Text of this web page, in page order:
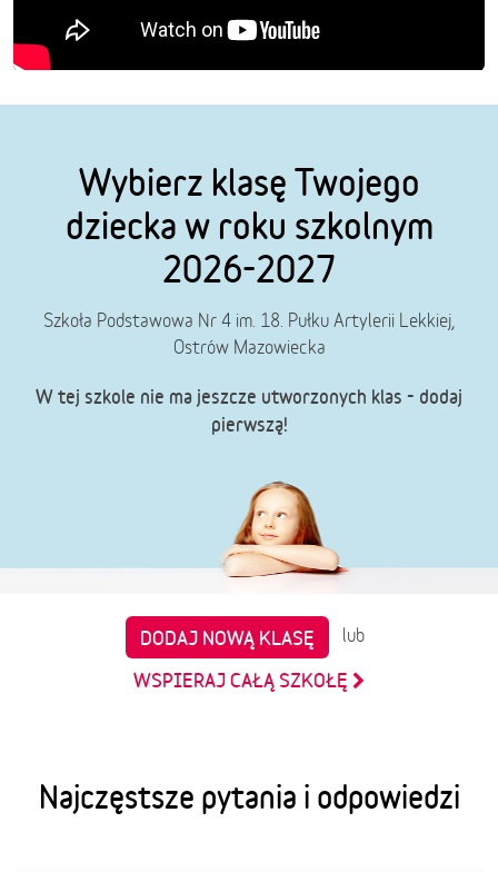
Wybierz klasę Twojego
dziecka w roku szkolnym
2026-2027
Szkoła Podstawowa Nr 4 im. 18. Pułku Artylerii Lekkiej,
Ostrów Mazowiecka
W tej szkole nie ma jeszcze utworzonych klas - dodaj
pierwszą!
DODAJ NOWĄ KLASĘ
lub
WSPIERAJ CAŁĄ SZKOŁĘ
Najczęstsze pytania i odpowiedzi